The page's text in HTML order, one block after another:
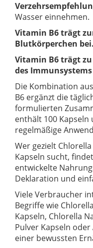
Wasser einnehmen.
Vitamin B6 trägt
Blutkörperchen bei.
Vitamin B6 trägt
des
Die Kombination
B6 ergänzt die
formulierten
enthält 100
regelmäßige
Wer gezielt
Kapseln sucht,
entwickelte
Deklaration und
Viele Verbraucher
Begriffe wie
Kapseln, Chlorella
Pulver Kapseln
einer bewussten